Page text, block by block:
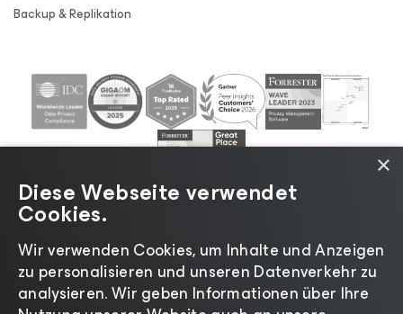
Backup & Replikation
©2026 Veeam® Software |Datenschutzrichtlinie|
Cookies|Rechtliches |Lizenzierungsrichtlinie|
×
Diese Webseite verwendet
Cookies.
Wir verwenden Cookies, um Inhalte und Anzeigen
zu personalisieren und unseren Datenverkehr zu
analysieren. Wir geben Informationen über Ihre